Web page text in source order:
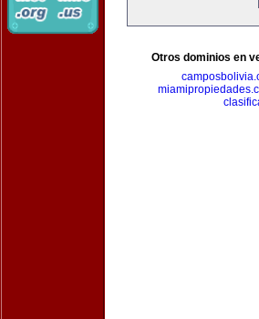
Otros dominios en